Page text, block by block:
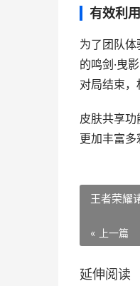
有效利
为了团队
的鸣剑·曳
对局结束，
皮肤共享
更加丰富多
王者荣耀
« 上一篇
延伸阅读